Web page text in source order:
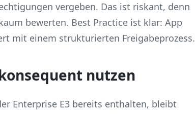
vergeben. Das ist riskant, denn
bewerten. Best Practice ist klar: App
mit einem strukturierten Freigabeprozess.
nutzen
Enterprise E3 bereits enthalten, bleibt